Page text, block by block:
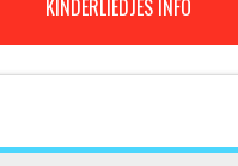
KINDERLIEDJES INFO